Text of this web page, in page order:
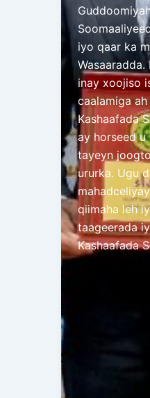
iyo qaar ka
inay xoojiso
caalamiga
Kashaafada
ay horseed
tayeyn
ururka. Ugu
qiimaha leh
taageerada
Kashaafada